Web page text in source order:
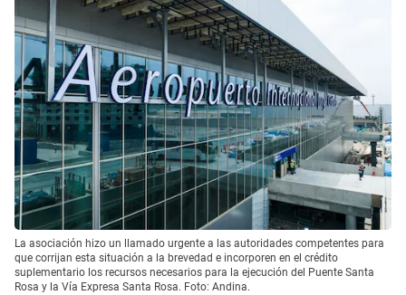
La asociación hizo un llamado urgente a las autoridades competentes para
que corrijan esta situación a la brevedad e incorporen en el crédito
suplementario los recursos necesarios para la ejecución del Puente Santa
Rosa y la Vía Expresa Santa Rosa. Foto: Andina.